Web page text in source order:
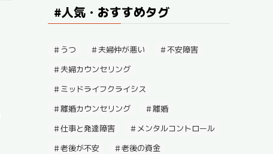
#人気・おすすめタグ
うつ 夫婦仲が悪い
不安障害
夫婦カウンセリング
ミッドライフクライシス
離婚カウンセリング
離婚
仕事と発達障害
メンタルコントロール
老後が不安
老後の資金